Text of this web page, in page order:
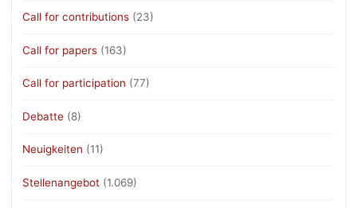
Call for contributions (23)
Call for papers (163)
Call for participation (77)
Debatte (8)
Neuigkeiten (11)
Stellenangebot (1.069)